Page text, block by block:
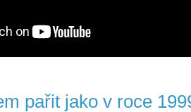
pařit jako v roce